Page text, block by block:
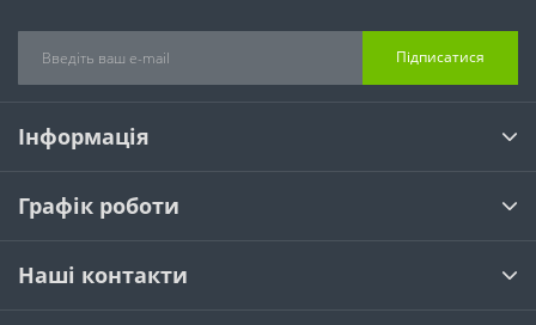
Підписатися
Інформація
Графік роботи
Наші контакти